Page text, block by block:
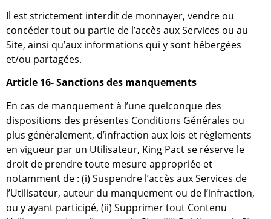
Il est strictement interdit de monnayer, vendre ou
concéder tout ou partie de l’accès aux Services ou au
Site, ainsi qu’aux informations qui y sont hébergées
et/ou partagées.
Article 16- Sanctions des manquements
En cas de manquement à l’une quelconque des
dispositions des présentes Conditions Générales ou
plus généralement, d’infraction aux lois et règlements
en vigueur par un Utilisateur, King Pact se réserve le
droit de prendre toute mesure appropriée et
notamment de : (i) Suspendre l’accès aux Services de
l’Utilisateur, auteur du manquement ou de l’infraction,
ou y ayant participé, (ii) Supprimer tout Contenu